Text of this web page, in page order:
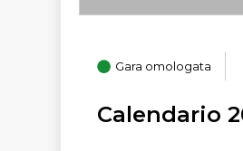
Gara omologata
Calendario